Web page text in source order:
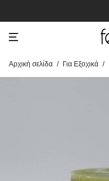
Αρχική σελίδα / Για Εξοχικά /